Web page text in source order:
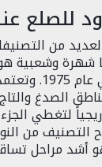
للصلع
من
شهرة وشعبية
الذي تم
الصدغ
لتغطي